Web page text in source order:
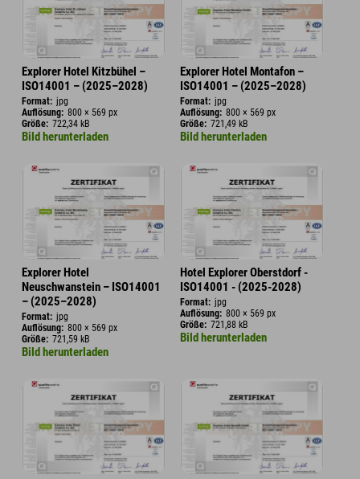
Explorer Hotel Kitzbühel –
ISO14001 – (2025–2028)
Format: jpg
Auflösung: 800 × 569 px
Größe: 722,34 kB
Bild herunterladen
Explorer Hotel Montafon –
ISO14001 – (2025–2028)
Format: jpg
Auflösung: 800 × 569 px
Größe: 721,49 kB
Bild herunterladen
Explorer Hotel
Neuschwanstein – ISO14001
– (2025–2028)
Format: jpg
Auflösung: 800 × 569 px
Größe: 721,59 kB
Bild herunterladen
Hotel Explorer Oberstdorf -
ISO14001 - (2025-2028)
Format: jpg
Auflösung: 800 × 569 px
Größe: 721,88 kB
Bild herunterladen